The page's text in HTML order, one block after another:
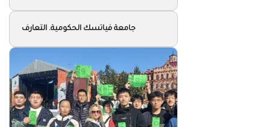
جامعة فياتسك الحكومية. التعارف